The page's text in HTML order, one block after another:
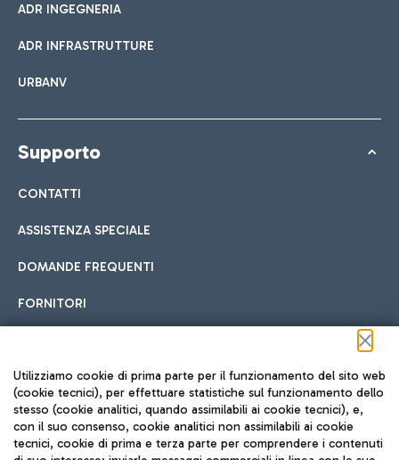
ADR INGEGNERIA
ADR INFRASTRUTTURE
URBANV
Supporto
CONTATTI
ASSISTENZA SPECIALE
DOMANDE FREQUENTI
FORNITORI
Seguici sui social
Utilizziamo cookie di prima parte per il funzionamento del sito web
(cookie tecnici), per effettuare statistiche sul funzionamento dello
stesso (cookie analitici, quando assimilabili ai cookie tecnici), e,
con il suo consenso, cookie analitici non assimilabili ai cookie
tecnici, cookie di prima e terza parte per comprendere i contenuti